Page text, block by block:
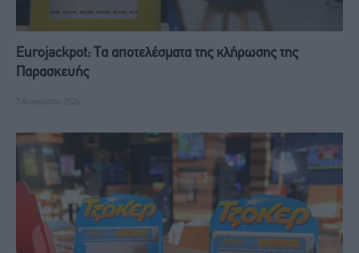
Eurojackpot: Τα αποτελέσματα της κλήρωσης της
Παρασκευής
7 Αυγούστου, 2026